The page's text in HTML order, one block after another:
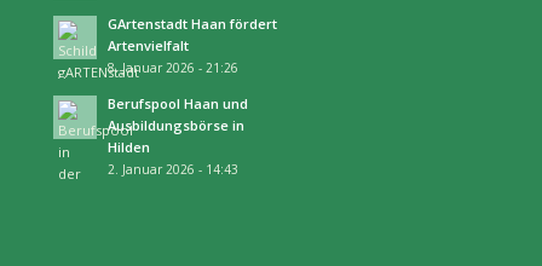
GArtenstadt Haan fördert
Artenvielfalt
8. Januar 2026 - 21:26
Berufspool Haan und
Ausbildungsbörse in
Hilden
2. Januar 2026 - 14:43